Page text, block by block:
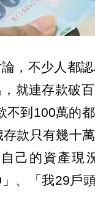
，不少人都
就連存款破
不到100萬的
款只有幾十
己的資產現
、「我29戶